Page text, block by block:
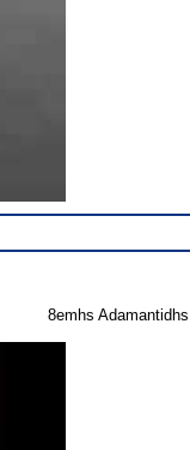
8emhs Adamantidhs